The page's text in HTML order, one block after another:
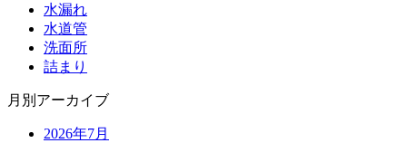
水漏れ
水道管
洗面所
詰まり
月別アーカイブ
2026年7月